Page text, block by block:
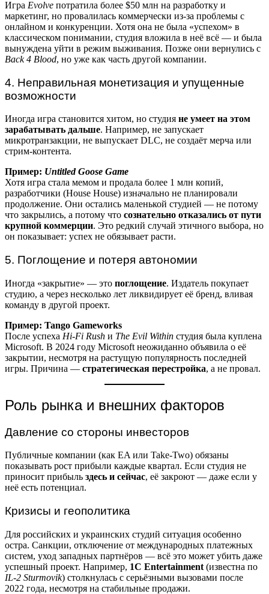
Игра Evolve потратила более $50 млн на разработку и
маркетинг, но провалилась коммерчески из-за проблемы с
онлайном и конкуренции. Хотя она не была «успехом» в
классическом понимании, студия вложила в неё всё — и была
вынуждена уйти в режим выживания. Позже они вернулись с
Back 4 Blood, но уже как часть другой компании.
4. Неправильная монетизация и упущенные
возможности
Иногда игра становится хитом, но студия не умеет на этом
зарабатывать дальше. Например, не запускает
микротранзакции, не выпускает DLC, не создаёт мерча или
стрим-контента.
Пример: Untitled Goose Game
Хотя игра стала мемом и продала более 1 млн копий,
разработчики (House House) изначально не планировали
продолжение. Они остались маленькой студией — не потому
что закрылись, а потому что сознательно отказались от пути
крупной коммерции. Это редкий случай этичного выбора, но
он показывает: успех не обязывает расти.
5. Поглощение и потеря автономии
Иногда «закрытие» — это поглощение. Издатель покупает
студию, а через несколько лет ликвидирует её бренд, вливая
команду в другой проект.
Пример: Tango Gameworks
После успеха Hi-Fi Rush и The Evil Within студия была куплена
Microsoft. В 2024 году Microsoft неожиданно объявила о её
закрытии, несмотря на растущую популярность последней
игры. Причина — стратегическая перестройка, а не провал.
Роль рынка и внешних факторов
Давление со стороны инвесторов
Публичные компании (как EA или Take-Two) обязаны
показывать рост прибыли каждые квартал. Если студия не
приносит прибыль здесь и сейчас, её закроют — даже если у
неё есть потенциал.
Кризисы и геополитика
Для российских и украинских студий ситуация особенно
остра. Санкции, отключение от международных платежных
систем, уход западных партнёров — всё это может убить даже
успешный проект. Например, 1C Entertainment (известна по
IL-2 Sturmovik) столкнулась с серьёзными вызовами после
2022 года, несмотря на стабильные продажи.